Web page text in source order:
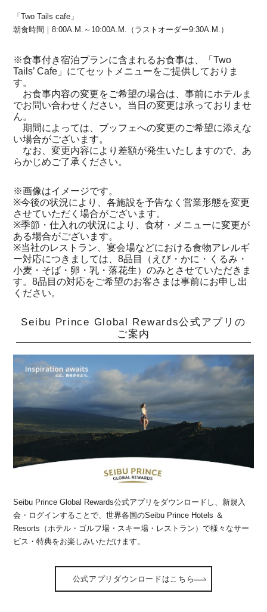
「Two Tails cafe」
朝食時間｜8:00A.M.～10:00A.M.（ラストオーダー9:30A.M.）
※食事付き宿泊プランに含まれるお食事は、「Two
Tails’ Cafe」にてセットメニューをご提供しておりま
す。
お食事内容の変更をご希望の場合は、事前にホテルま
でお問い合わせください。当日の変更は承っておりませ
ん。
期間によっては、ブッフェへの変更のご希望に添えな
い場合がございます。
なお、変更内容により差額が発生いたしますので、あ
らかじめご了承ください。
※画像はイメージです。
※今後の状況により、各施設を予告なく営業形態を変更
させていただく場合がございます。
※季節・仕入れの状況により、食材・メニューに変更が
ある場合がございます。
※当社のレストラン、宴会場などにおける食物アレルギ
ー対応につきましては、8品目（えび・かに・くるみ・
小麦・そば・卵・乳・落花生）のみとさせていただきま
す。8品目の対応をご希望のお客さまは事前にお申し出
ください。
Seibu Prince Global Rewards公式アプリの
ご案内
Seibu Prince Global Rewards公式アプリをダウンロードし、新規入
会・ログインすることで、世界各国のSeibu Prince Hotels ＆
Resorts（ホテル・ゴルフ場・スキー場・レストラン）で様々なサー
ビス・特典をお楽しみいただけます。
公式アプリダウンロードはこちら